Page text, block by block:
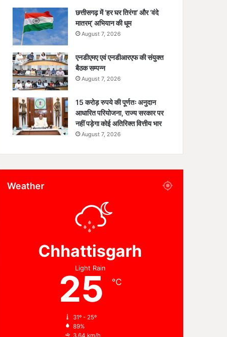
छत्तीसगढ़ में ‘हर घर तिरंगा’ और ‘वंदे
मातरम्’ अभियान की धूम
August 7, 2026
एनडीएमए एवं एनडीआरएफ की संयुक्त
बैठक सम्पन्न
August 7, 2026
15 करोड़ रुपये की पूर्णतः अनुदान
आधारित परियोजना, राज्य सरकार पर
नहीं पड़ेगा कोई अतिरिक्त वित्तीय भार
August 7, 2026
Weather
Chhattisgarh
Light Rain
25 ℃
31º - 25º
89%
3.64 km/h